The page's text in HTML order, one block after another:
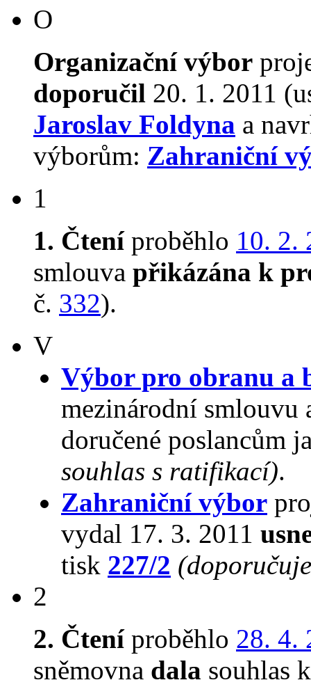
O
Organizační výbor
doporučil 20. 1. 2011
Jaroslav Foldyna a
výborům: Zahraniční
1
1. Čteníproběhlo 10. 2.
smlouva přikázána k
č. 332).
V
Výbor pro obranu a
mezinárodní
doručené poslancům
souhlas s ratifikací).
Zahraniční výbor
vydal 17. 3. 2011
tisk 227/2
2
2. Čteníproběhlo 28. 4.
sněmovna dala souhlas